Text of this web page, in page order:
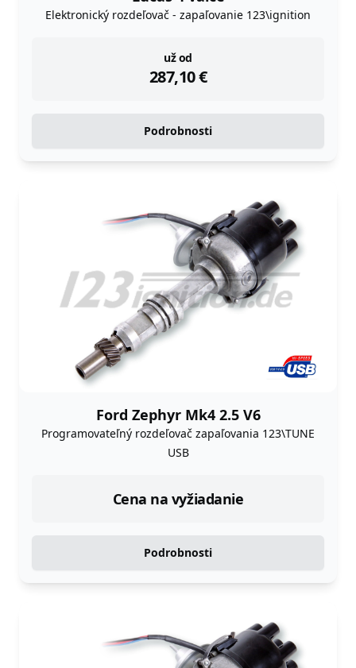
Elektronický rozdeľovač - zapaľovanie 123\ignition
už od
287,10€
instock
Podrobnosti
Ford Zephyr Mk4 2.5 V6
Programovateľný rozdeľovač zapaľovania 123\TUNE
USB
Cena na vyžiadanie
Podrobnosti